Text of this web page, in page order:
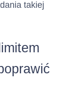
Spłaty.
przez
kolejności:
od
takiej